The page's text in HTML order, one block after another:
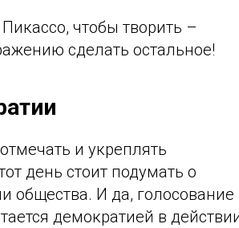
чтобы творить –
сделать остальное!
и укреплять
день стоит подумать о
общества. И да, голосование
демократией в